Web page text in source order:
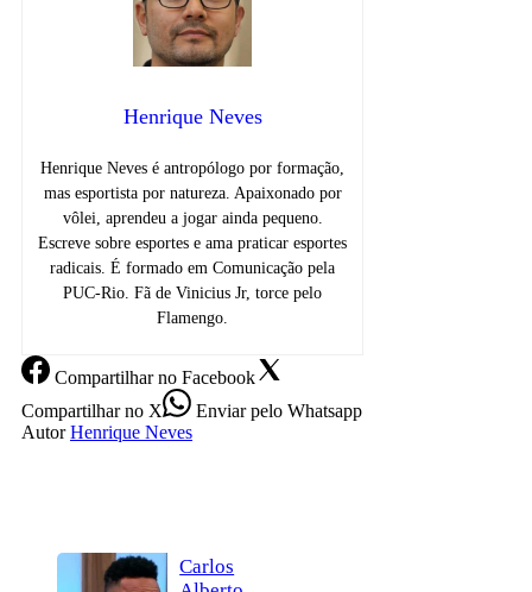
Henrique Neves
Henrique Neves é antropólogo por formação,
mas esportista por natureza. Apaixonado por
vôlei, aprendeu a jogar ainda pequeno.
Escreve sobre esportes e ama praticar esportes
radicais. É formado em Comunicação pela
PUC-Rio. Fã de Vinicius Jr, torce pelo
Flamengo.
Compartilharno Facebook
Compartilharno X Enviarpelo Whatsapp
Autor Henrique Neves
Carlos